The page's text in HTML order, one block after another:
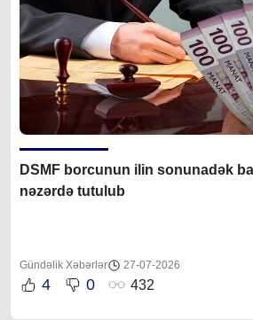
DSMF borcunun ilin sonunadək
nəzərdə tutulub
Gündəlik Xəbərlər 27-07-2026
4 0 432